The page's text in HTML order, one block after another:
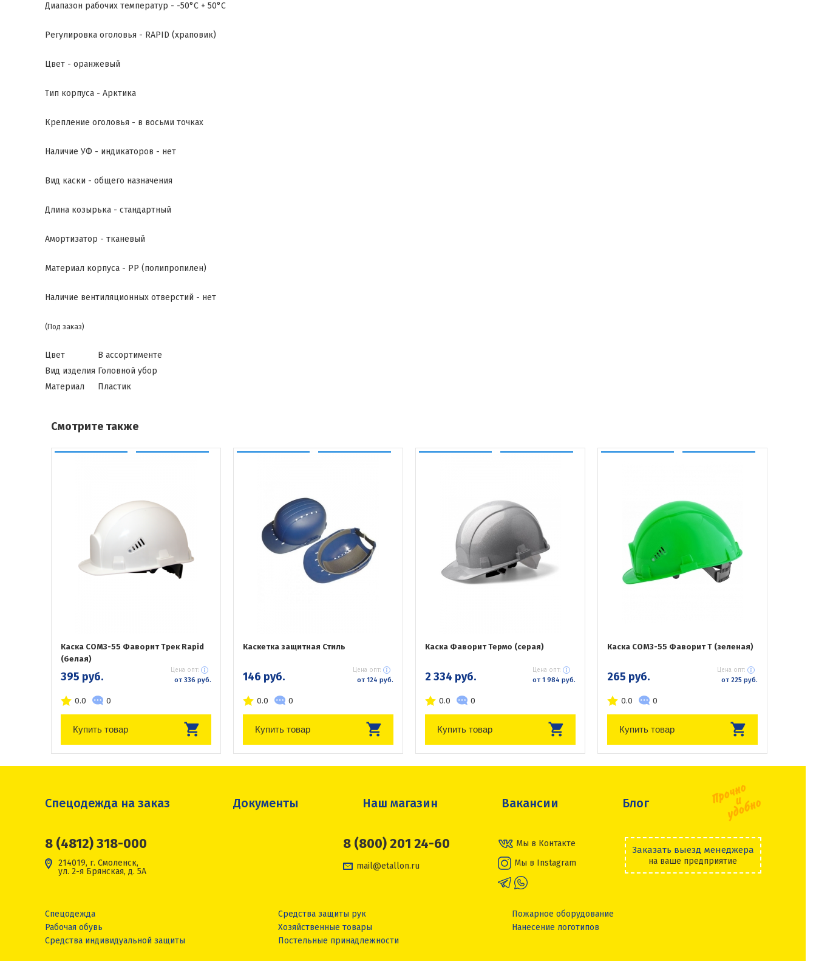
Диапазон рабочих температур - -50°C + 50°C
Регулировка оголовья - RAPID (храповик)
Цвет - оранжевый
Тип корпуса - Арктика
Крепление оголовья - в восьми точках
Наличие УФ - индикаторов - нет
Вид каски - общего назначения
Длина козырька - стандартный
Амортизатор - тканевый
Материал корпуса - PP (полипропилен)
Наличие вентиляционных отверстий - нет
(Под заказ)
Цвет
В ассортименте
Вид изделия Головной убор
Материал
Пластик
Смотрите также
Каска СОМЗ-55 Фаворит Трек Rapid
(белая)
395 руб. Цена опт:
от 336 руб.
0.0 0
Купить товар
Каскетка защитная Стиль
146 руб. Цена опт:
от 124 руб.
0.0 0
Купить товар
Каска Фаворит Термо (серая)
2 334 руб. Цена опт:
от 1 984 руб.
0.0 0
Купить товар
Каска СОМЗ-55 Фаворит Т (зеленая)
265 руб. Цена опт:
от 225 руб.
0.0 0
Купить товар
Спецодежда на заказ Документы Наш магазин Вакансии Блог
8 (4812) 318-000
214019, г. Смоленск,
ул. 2-я Брянская, д. 5А
8 (800) 201 24-60
mail@etallon.ru
Мы в Контакте
Мы в Instagram
Заказать выезд менеджера
на ваше предприятие
Спецодежда
Рабочая обувь
Средства индивидуальной защиты
Средства защиты рук
Хозяйственные товары
Постельные принадлежности
Пожарное оборудование
Нанесение логотипов